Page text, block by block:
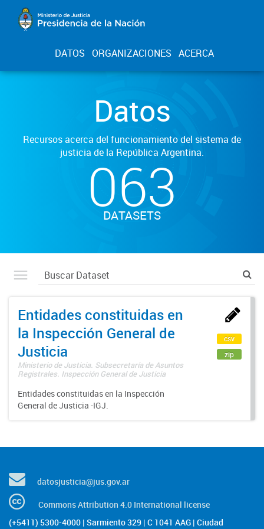
DATOS ORGANIZACIONES ACERCA
Datos
Recursos acerca del funcionamiento del sistema de
justicia de la República Argentina.
063
DATASETS
Entidades constituidas en
la Inspección General de
Justicia
Ministerio de Justicia. Subsecretaría de Asuntos
Registrales. Inspección General de Justicia
Entidades constituidas en la Inspección
General de Justicia -IGJ.
csv
zip
datosjusticia@jus.gov.ar
Commons Attribution 4.0 International license
(+5411) 5300-4000 | Sarmiento 329 | C 1041 AAG | Ciudad